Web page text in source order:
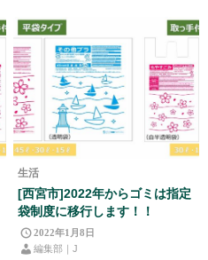
生活
[西宮市]2022年からゴミは指定
袋制度に移行します！！
2022年1月8日
編集部｜J